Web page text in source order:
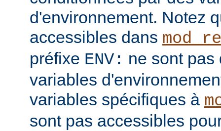
d'environnement. Notez
accessibles dans
préfixe ENV: ne sont pas
variables
variables spécifiques à
sont pas accessibles